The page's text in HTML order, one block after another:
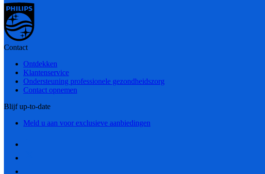
Contact
Ontdekken
Klantenservice
Ondersteuning professionele gezondheidszorg
Contact opnemen
Blijf up-to-date
Meld u aan voor exclusieve aanbiedingen